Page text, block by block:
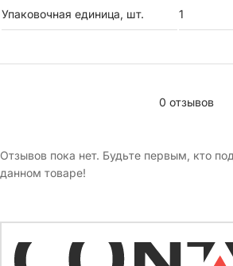
Упаковочная единица, шт. 1
0 отзывов
Отзывов пока нет. Будьте первым, кто
данном товаре!